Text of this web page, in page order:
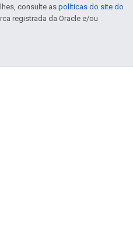
consulte aspolíticas do site do
registrada da Oracle e/ou